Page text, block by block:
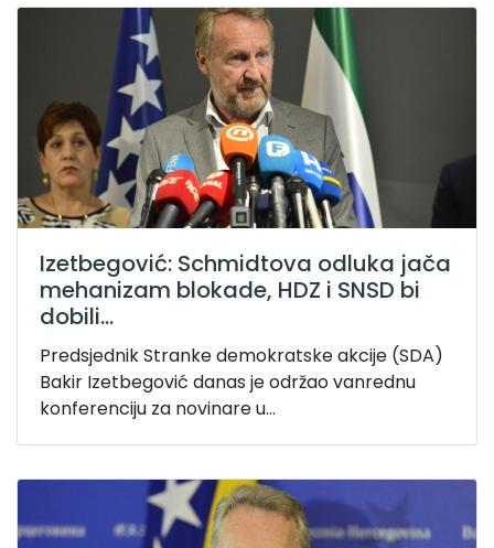
Izetbegović: Schmidtova odluka jača
mehanizam blokade, HDZ i SNSD bi
dobili...
Predsjednik Stranke demokratske akcije (SDA)
Bakir Izetbegović danas je održao vanrednu
konferenciju za novinare u...